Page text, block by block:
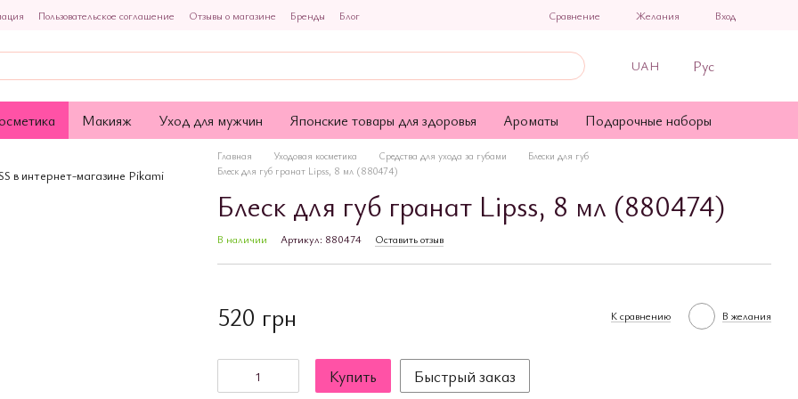
Пользовательское соглашение Отзывы о магазине Бренды
Блог
Сравнение Желания Вход
UAH Рус
Макияж Уход для мужчин Японские товары для здоровья Ароматы Подарочные наборы
Главная Уходовая косметика Средства для ухода за губами
Блески для губ
Блеск для губ гранат Lipss, 8 мл (880474)
Блеск для губ гранат Lipss, 8 мл (880474)
В наличии Артикул: 880474 Оставить отзыв
520 грн К сравнению В желания
Купить Быстрый заказ